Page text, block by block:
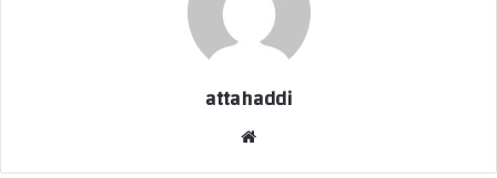
attahaddi